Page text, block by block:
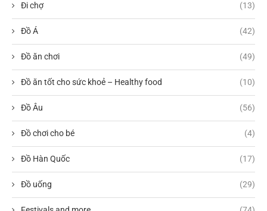
Đi chợ (13)
Đồ Á (42)
Đồ ăn chơi (49)
Đồ ăn tốt cho sức khoẻ – Healthy food (10)
Đồ Âu (56)
Đồ chơi cho bé (4)
Đồ Hàn Quốc (17)
Đồ uống (29)